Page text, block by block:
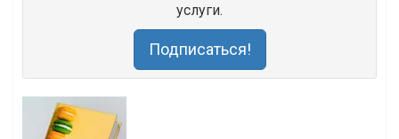
услуги.
Подписаться!